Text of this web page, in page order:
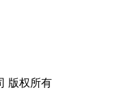
版权所有